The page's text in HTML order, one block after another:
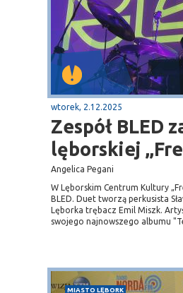
wtorek, 2.12.2025
Zespół BLED
lęborskiej
Angelica Pegani
W Lęborskim Centrum Kultury
BLED. Duet tworzą perkusista
Lęborka trębacz Emil Miszk.
swojego najnowszego albumu
MIASTO LĘBORK